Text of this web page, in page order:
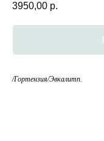
3950,00 р.
/Гортензия/Эвкалитп.